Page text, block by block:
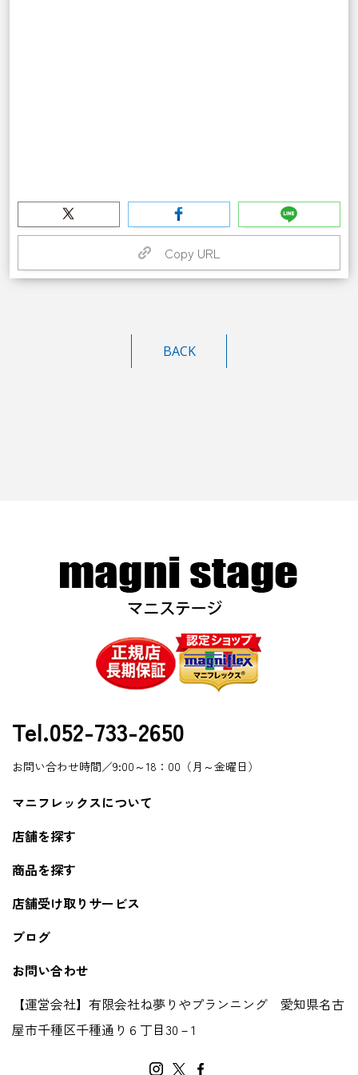
Copy URL
BACK
Tel.052-733-2650
お問い合わせ時間／9:00～18：00（月～金曜日）
マニフレックスについて
店舗を探す
商品を探す
店舗受け取りサービス
ブログ
お問い合わせ
【運営会社】有限会社ね夢りやプランニング 愛知県名古
屋市千種区千種通り６丁目30－1